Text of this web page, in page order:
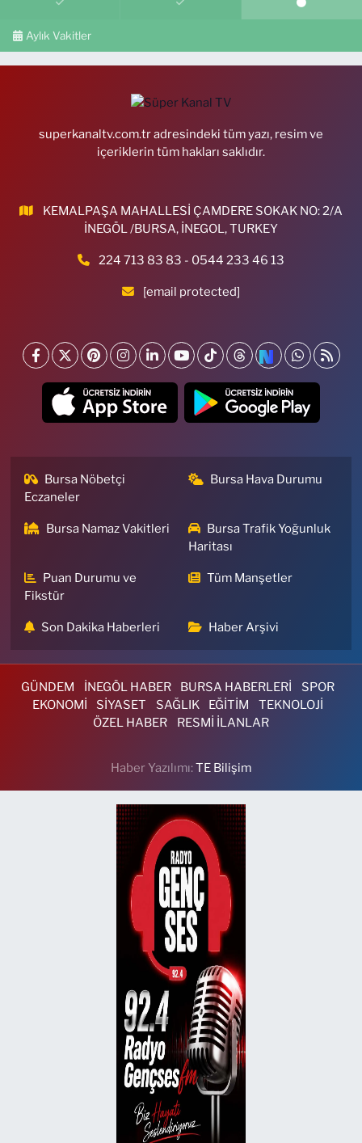
Aylık Vakitler
superkanaltv.com.tr adresindeki tüm yazı, resim ve
içeriklerin tüm hakları saklıdır.
KEMALPAŞA MAHALLESİ ÇAMDERE SOKAK NO: 2/A
İNEGÖL /BURSA, İNEGOL, TURKEY
224 713 83 83 - 0544 233 46 13
[email protected]
Bursa Nöbetçi
Eczaneler
Bursa Hava Durumu
Bursa Namaz Vakitleri
Bursa Trafik Yoğunluk
Haritası
Puan Durumu ve
Fikstür
Tüm Manşetler
Son Dakika Haberleri Haber Arşivi
GÜNDEM İNEGÖL HABER BURSA HABERLERİ
SPOR
EKONOMİ
SİYASET SAĞLIK EĞİTİM
TEKNOLOJİ
ÖZEL HABER
RESMİ İLANLAR
Haber Yazılımı:TE Bilişim